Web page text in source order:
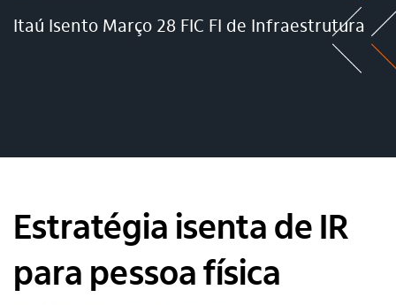
Itaú Isento Março 28 FIC FI de Infraestrutura
Estratégia isenta de IR
para pessoa física